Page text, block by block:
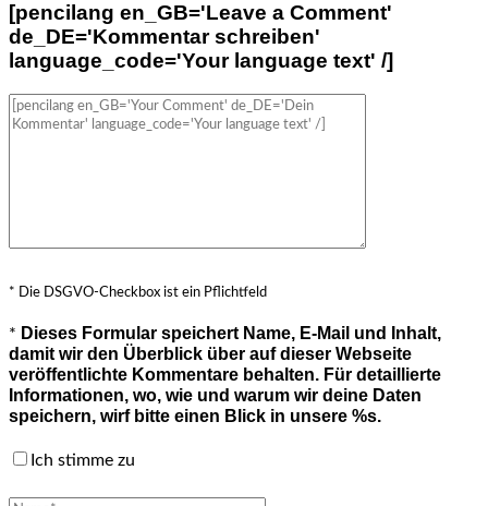
[pencilang en_GB='Leave a Comment'
de_DE='Kommentar schreiben'
language_code='Your language text' /]
* Die DSGVO-Checkbox ist ein Pflichtfeld
* Dieses Formular speichert Name, E-Mail und Inhalt,
damit wir den Überblick über auf dieser Webseite
veröffentlichte Kommentare behalten. Für detaillierte
Informationen, wo, wie und warum wir deine Daten
speichern, wirf bitte einen Blick in unsere %s.
Ich stimme zu